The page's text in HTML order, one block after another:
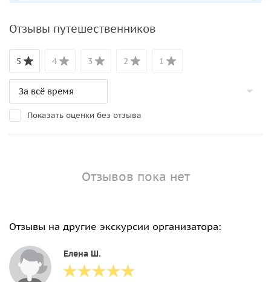
Отзывы путешественников
5 4 3 2 1
Показать оценки без отзыва
Отзывов пока нет
Отзывы на другие экскурсии организатора:
Елена Ш.